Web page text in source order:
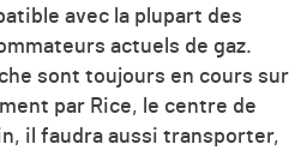
avec la plupart des
actuels de gaz.
sont toujours en cours sur
par Rice, le centre de
il faudra aussi transporter,